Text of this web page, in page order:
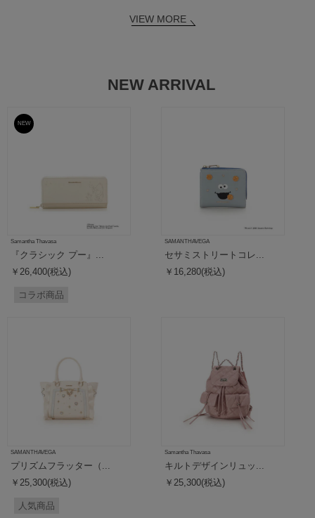
VIEW MORE
NEW ARRIVAL
予約
NEW
Samantha Thavasa
『クラシック プー』...
￥26,400(税込)
コラボ商品
SAMANTHAVEGA
セサミストリートコレ...
￥16,280(税込)
SAMANTHAVEGA
プリズムフラッター（...
￥25,300(税込)
人気商品
Samantha Thavasa
キルトデザインリュッ...
￥25,300(税込)